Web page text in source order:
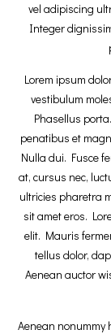
vel adipiscing
Integer
Lorem ipsum
vestibulum
Phasellus
penatibus et
Nulla dui. Fusce
at, cursus nec,
ultricies pharetra
sit amet eros.
elit. Mauris
tellus dolor,
Aenean auctor
Aenean